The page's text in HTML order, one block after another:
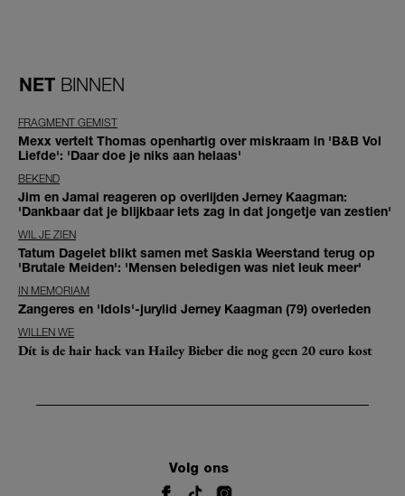
NET BINNEN
FRAGMENT GEMIST
Mexx vertelt Thomas openhartig over miskraam in 'B&B Vol
Liefde': 'Daar doe je niks aan helaas'
BEKEND
Jim en Jamai reageren op overlijden Jerney Kaagman:
'Dankbaar dat je blijkbaar iets zag in dat jongetje van zestien'
WIL JE ZIEN
Tatum Dagelet blikt samen met Saskia Weerstand terug op
'Brutale Meiden': 'Mensen beledigen was niet leuk meer'
IN MEMORIAM
Zangeres en 'Idols'-jurylid Jerney Kaagman (79) overleden
WILLEN WE
Dít is de hair hack van Hailey Bieber die nog geen 20 euro kost
Volg ons